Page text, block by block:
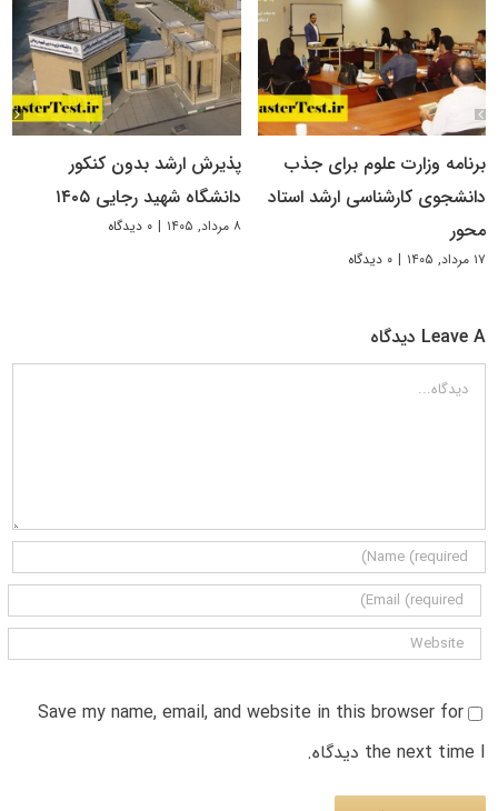
برنامه وزارت علوم برای جذب
دانشجوی کارشناسی ارشد استاد
محور
۱۷ مرداد, ۱۴۰۵ | ۰ دیدگاه
پذیرش ارشد بدون کنکور
دانشگاه شهید رجایی ۱۴۰۵
۸ مرداد, ۱۴۰۵ | ۰ دیدگاه
Leave A دیدگاه
دیدگاه
Save my name, email, and website in this browser for
the next time I دیدگاه.